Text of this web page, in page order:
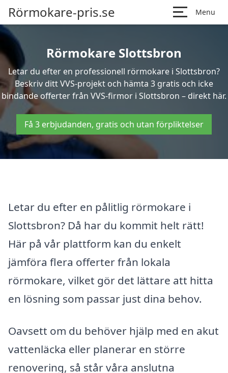
Rörmokare-pris.se Menu
Rörmokare Slottsbron
Letar du efter en professionell rörmokare i Slottsbron?
Beskriv ditt VVS-projekt och hämta 3 gratis och icke
bindande offerter från VVS-firmor i Slottsbron – direkt här.
Få 3 erbjudanden, gratis och utan förpliktelser
Letar du efter en pålitlig rörmokare i
Slottsbron? Då har du kommit helt rätt!
Här på vår plattform kan du enkelt
jämföra flera offerter från lokala
rörmokare, vilket gör det lättare att hitta
en lösning som passar just dina behov.
Oavsett om du behöver hjälp med en akut
vattenläcka eller planerar en större
renovering, så står våra anslutna